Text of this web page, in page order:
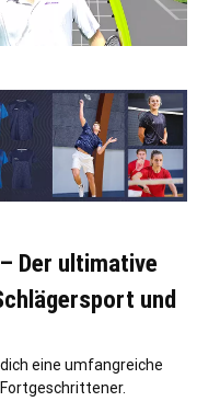
Der ultimative
und
eine umfangreiche